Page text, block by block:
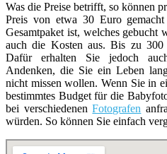
Was die Preise betrifft, so können
Preis von etwa 30 Euro
Gesamtpaket ist, welches gebucht
auch die Kosten aus. Bis zu
Dafür erhalten Sie jedoch
Andenken, die Sie ein Leben
nicht missen wollen. Wenn Sie in
bestimmtes Budget für die
bei verschiedenenFotografen
würden. So können Sie einfach